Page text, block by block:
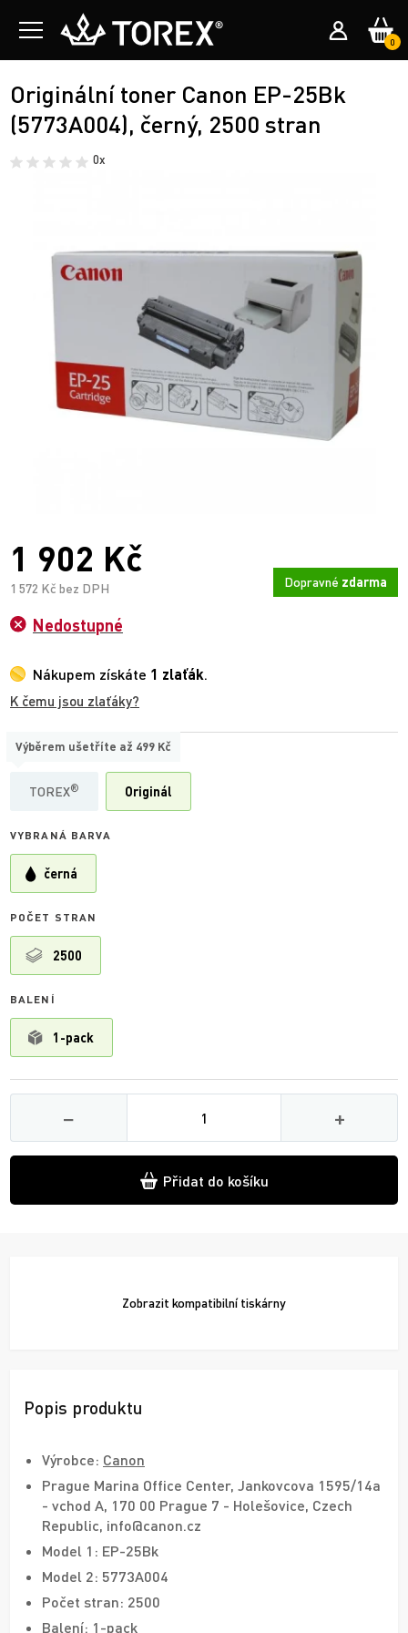
0
Originální toner Canon EP-25Bk
(5773A004), černý, 2500 stran
0x
1 902 Kč
1 572 Kč bez DPH Dopravné zdarma
Nedostupné
Nákupem získáte 1 zlaťák.
K čemu jsou zlaťáky?
TYP
TOREX®
Výběrem ušetříte až 499 Kč
Originál
VYBRANÁ BARVA
černá
POČET STRAN
2500
BALENÍ
1-pack
−
Množství
+
Přidat do košíku
Zobrazit kompatibilní tiskárny
Popis produktu
Výrobce: Canon
Prague Marina Office Center, Jankovcova 1595/14a
- vchod A, 170 00 Prague 7 - Holešovice, Czech
Republic, info@canon.cz
Model 1: EP-25Bk
Model 2: 5773A004
Počet stran: 2500
Balení: 1-pack